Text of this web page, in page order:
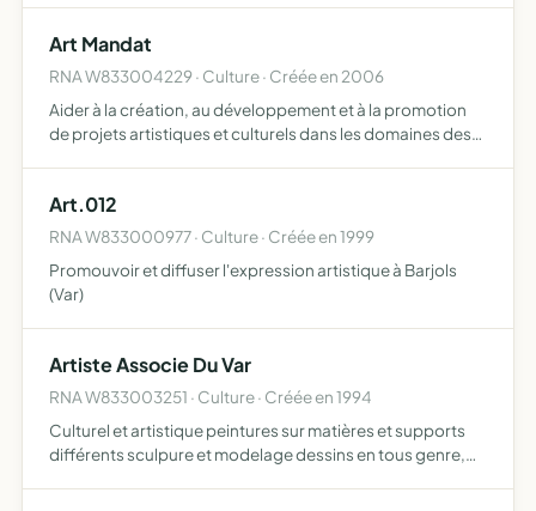
Art Mandat
RNA W833004229 · Culture · Créée en 2006
Aider à la création, au développement et à la promotion
de projets artistiques et culturels dans les domaines des
Art.012
RNA W833000977 · Culture · Créée en 1999
Promouvoir et diffuser l'expression artistique à Barjols
(Var)
Artiste Associe Du Var
RNA W833003251 · Culture · Créée en 1994
Culturel et artistique peintures sur matières et supports
différents sculpure et modelage dessins en tous genre,